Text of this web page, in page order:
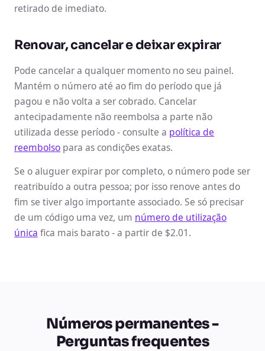
retirado de imediato.
Renovar, cancelar e deixar expirar
Pode cancelar a qualquer momento no seu painel.
Mantém o número até ao fim do período que já
pagou e não volta a ser cobrado. Cancelar
antecipadamente não reembolsa a parte não
utilizada desse período - consulte a política de
reembolso para as condições exatas.
Se o aluguer expirar por completo, o número pode ser
reatribuído a outra pessoa; por isso renove antes do
fim se tiver algo importante associado. Se só precisar
de um código uma vez, um número de utilização
única fica mais barato - a partir de $2.01.
Números permanentes -
Perguntas frequentes